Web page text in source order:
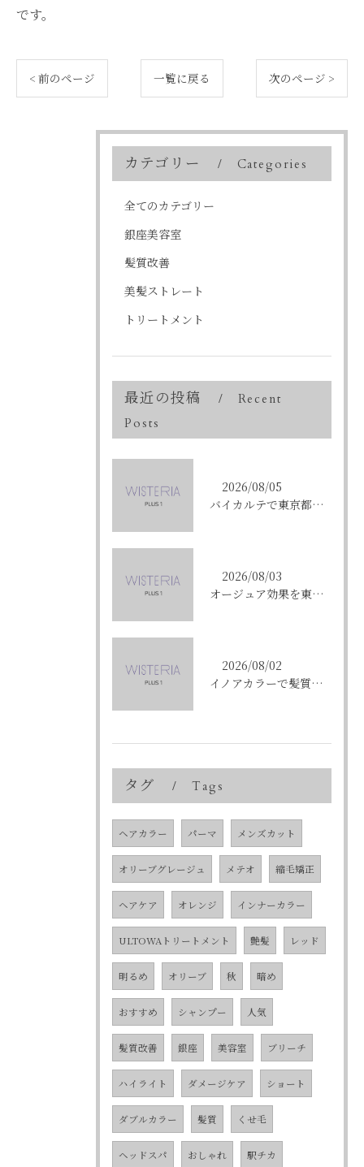
です。
< 前のページ 一覧に戻る 次のページ >
カテゴリー Categories
全てのカテゴリー
銀座美容室
髪質改善
美髪ストレート
トリートメント
最近の投稿
Recent
Posts
2026/08/05
バイカルテで東京都中央区銀座のエイジングケア悩みを解決する方法と正規品選びのポイント
2026/08/03
オージュア効果を東京都中央区銀座で実感する選び方と購入ポイント
2026/08/02
イノアカラーで髪質改善を叶える東京都中央区銀座の新しい髪色体験
タグ Tags
ヘアカラー パーマ メンズカット
オリーブグレージュ メテオ 縮毛矯正
ヘアケア オレンジ インナーカラー
ULTOWAトリートメント 艶髪 レッド
明るめ オリーブ 秋 暗め
おすすめ シャンプー 人気
髪質改善 銀座 美容室 ブリーチ
ハイライト ダメージケア ショート
ダブルカラー 髪質 くせ毛
ヘッドスパ おしゃれ 駅チカ